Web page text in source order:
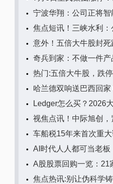
宁波华翔：公司正将
焦点短讯！三峡水利
意外！五倍大牛股封
奇兵到家：不做一件
热门:五倍大牛股，跌停
哈兰德双响送巴西回
Ledger怎么买？2026
视焦点讯！中际旭创，
车船税15年来首次重
AI时代人人都可当老
A股股票回购一览：21
焦点热讯:别让伪科学